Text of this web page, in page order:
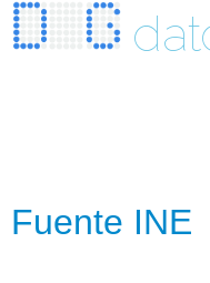
Fuente INE